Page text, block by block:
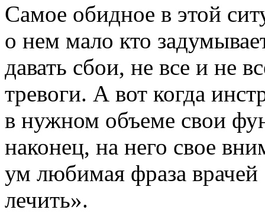
Самое обидное в этой
о нем мало кто
давать сбои, не все и не
тревоги. А вот когда
в нужном объеме свои
наконец, на него свое
ум любимая фраза врачей
лечить».